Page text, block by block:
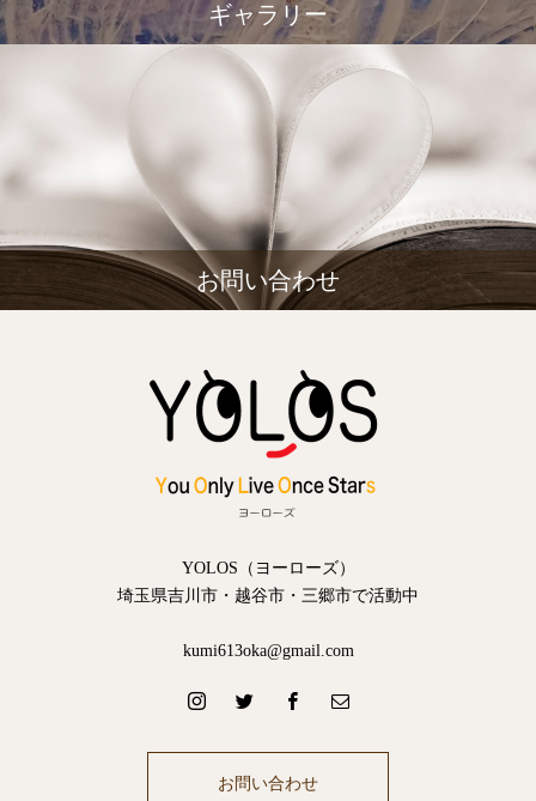
ギャラリー
お問い合わせ
YOLOS（ヨーローズ）
埼玉県吉川市・越谷市・三郷市で活動中
kumi613oka@gmail.com
お問い合わせ